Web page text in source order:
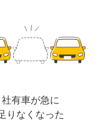
社有車が急に
りなくなった